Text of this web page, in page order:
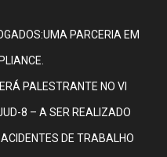
PARCERIA EM
PALESTRANTE NO VI
8 – A SER REALIZADO
DE TRABALHO